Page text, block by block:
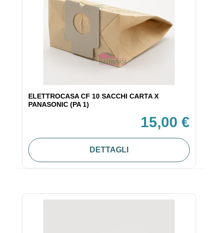
ELETTROCASA CF 10 SACCHI CARTA X
PANASONIC (PA 1)
15,00 €
DETTAGLI